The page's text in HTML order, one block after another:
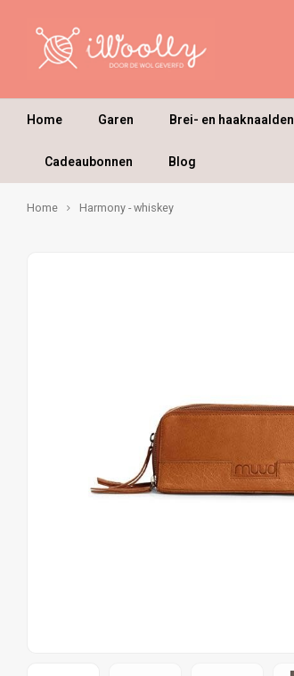
Home Garen Brei- en haaknaalden
Cadeaubonnen Blog
Home Harmony - whiskey